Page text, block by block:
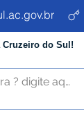
Cruzeiro do Sul!